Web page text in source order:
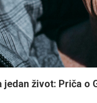
jedan život: Priča o